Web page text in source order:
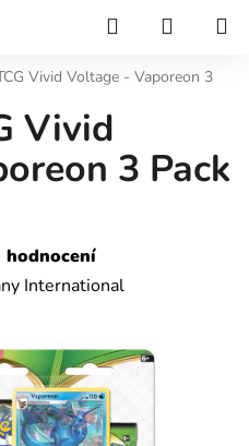
Hledat
Vivid Voltage - Vaporeon 3
Vivid
3 Pack
International